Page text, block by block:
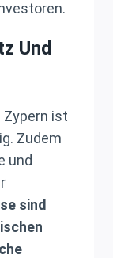
Und
Zypern ist
Zudem
und
sind